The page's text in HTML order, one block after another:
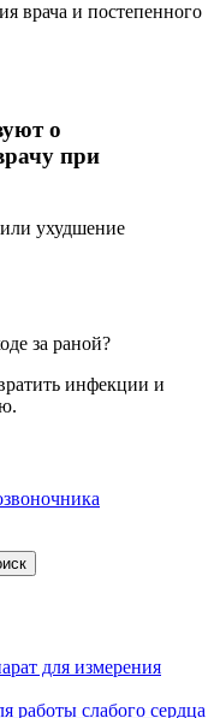
врача и постепенного
о
при
ухудшение
за раной?
инфекции и
для измерения
работы слабого сердца